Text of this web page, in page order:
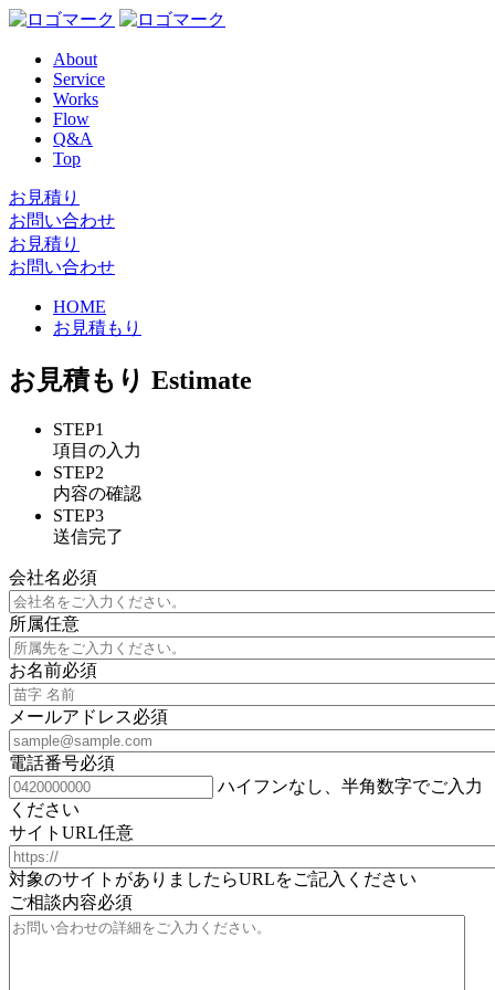
About
Service
Works
Flow
Q&A
Top
お見積り
お問い合わせ
お見積り
お問い合わせ
HOME
お見積もり
お見積もり Estimate
STEP1
項目の入力
STEP2
内容の確認
STEP3
送信完了
会社名必須
所属任意
お名前必須
メールアドレス必須
電話番号必須
ハイフンなし、半角数字でご入力
ください
サイトURL任意
対象のサイトがありましたらURLをご記入ください
ご相談内容必須